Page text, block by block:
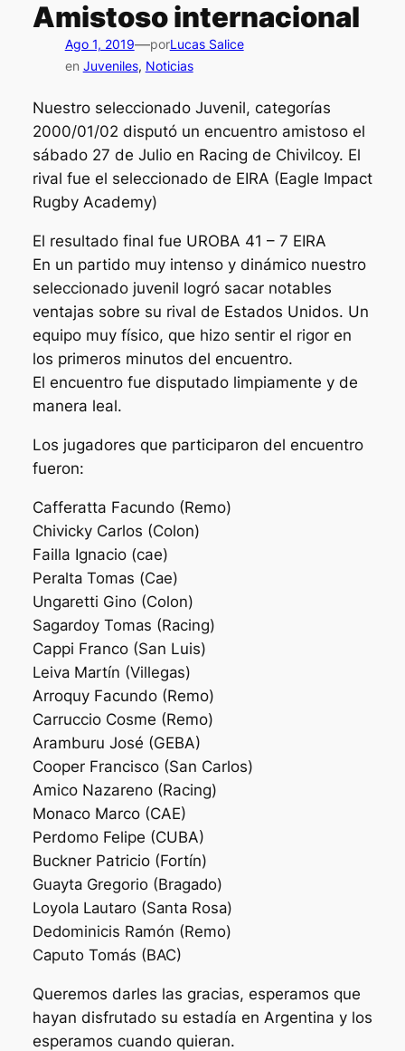
Amistoso internacional
Ago 1, 2019—porLucas Salice
en Juveniles, Noticias
Nuestro seleccionado Juvenil, categorías
2000/01/02 disputó un encuentro amistoso el
sábado 27 de Julio en Racing de Chivilcoy. El
rival fue el seleccionado de EIRA (Eagle Impact
Rugby Academy)
El resultado final fue UROBA 41 – 7 EIRA
En un partido muy intenso y dinámico nuestro
seleccionado juvenil logró sacar notables
ventajas sobre su rival de Estados Unidos. Un
equipo muy físico, que hizo sentir el rigor en
los primeros minutos del encuentro.
El encuentro fue disputado limpiamente y de
manera leal.
Los jugadores que participaron del encuentro
fueron:
Cafferatta Facundo (Remo)
Chivicky Carlos (Colon)
Failla Ignacio (cae)
Peralta Tomas (Cae)
Ungaretti Gino (Colon)
Sagardoy Tomas (Racing)
Cappi Franco (San Luis)
Leiva Martín (Villegas)
Arroquy Facundo (Remo)
Carruccio Cosme (Remo)
Aramburu José (GEBA)
Cooper Francisco (San Carlos)
Amico Nazareno (Racing)
Monaco Marco (CAE)
Perdomo Felipe (CUBA)
Buckner Patricio (Fortín)
Guayta Gregorio (Bragado)
Loyola Lautaro (Santa Rosa)
Dedominicis Ramón (Remo)
Caputo Tomás (BAC)
Queremos darles las gracias, esperamos que
hayan disfrutado su estadía en Argentina y los
esperamos cuando quieran.